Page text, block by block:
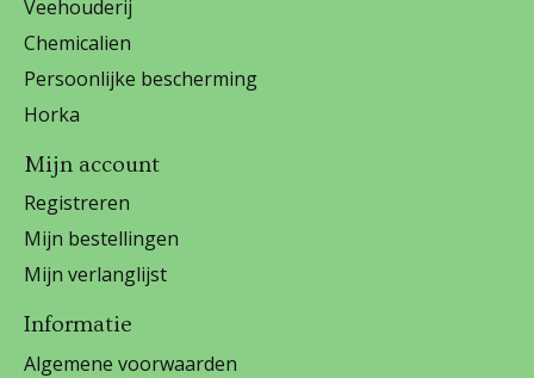
Veehouderij
Chemicalien
Persoonlijke bescherming
Horka
Mijn account
Registreren
Mijn bestellingen
Mijn verlanglijst
Informatie
Algemene voorwaarden